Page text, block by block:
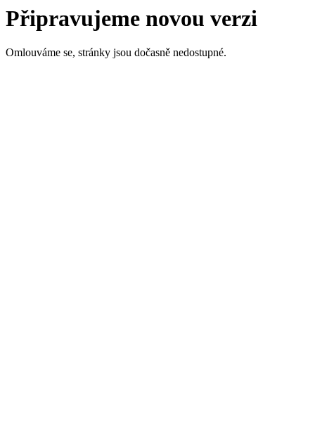
Připravujeme novou verzi
Omlouváme se, stránky jsou dočasně nedostupné.